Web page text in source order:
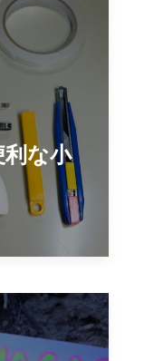
利な小